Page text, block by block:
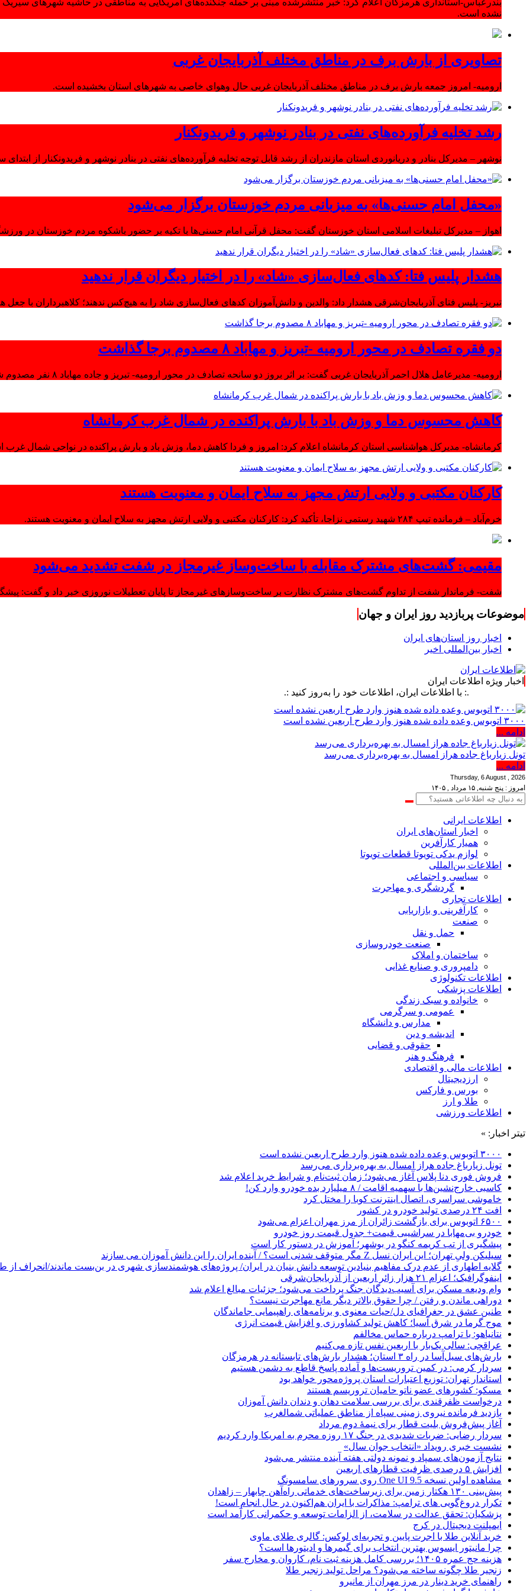
بندرعباس-استانداری هرمزگان اعلام کرد: خبر منتشرشده مبنی بر حمله جنگنده‌های آمریکایی به مناطقی در حاشیه شهرهای
نشده است.
تصاویری از بارش برف در مناطق مختلف آذربایجان غربی
ارومیه- امروز جمعه بارش برف در مناطق مختلف آذربایجان غربی حال وهوای خاصی به شهرهای استان بخشیده است.
رشد تخلیه فرآورده‌های نفتی در بنادر نوشهر و فریدونکنار
نوشهر – مدیرکل بنادر و دریانوردی استان مازندران از رشد قابل توجه تخلیه فرآورده‌های نفتی در بنادر نوشهر و فریدونکنار از
«محفل امام حسنی‌ها» به میزبانی مردم خوزستان برگزار می‌شود
اهواز – مدیرکل تبلیغات اسلامی استان خوزستان گفت: محفل قرآنی امام حسنی‌ها با تکیه بر حضور باشکوه مردم خوزستان در
هشدار پلیس فتا: کدهای فعال‌سازی «شاد» را در اختیار دیگران قرار ندهید
تبریز- پلیس فتای آذربایجان‌شرقی هشدار داد: والدین و دانش‌آموزان کدهای فعال‌سازی شاد را به هیچ‌کس ندهند؛ کلاهبرداران با
دو فقره تصادف در محور ارومیه -تبریز و مهاباد ۸ مصدوم برجا گذاشت
ارومیه- مدیرعامل هلال احمر آذربایجان غربی گفت: بر اثر بروز دو سانحه تصادف در محور ارومیه- تبریز و جاده مهاباد ۸ نفر مصدوم شدند.
کاهش محسوس دما و وزش باد با بارش پراکنده در شمال غرب کرمانشاه
کرمانشاه- مدیرکل هواشناسی استان کرمانشاه اعلام کرد: امروز و فردا کاهش دما، وزش باد و بارش پراکنده در نواحی شمال
کارکنان مکتبی و ولایی ارتش مجهز به سلاح ایمان و معنویت هستند
خرم‌آباد – فرمانده تیپ ۲۸۴ شهید رستمی نزاجا، تأکید کرد: کارکنان مکتبی و ولایی ارتش مجهز به سلاح ایمان و معنویت هستند.
مقیمی: گشت‌های مشترک مقابله با ساخت‌وساز غیرمجاز در شفت تشدید می‌شود
شفت- فرماندار شفت از تداوم گشت‌های مشترک نظارت بر ساخت‌وسازهای غیرمجاز تا پایان تعطیلات نوروزی خبر داد و گفت:
موضوعات پربازدید روز ایران و جهان
اخبار روز استان‌های ایران
اخبار بین‌المللی اخیر
اخبار ویژه اطلاعات ایران
.: با اطلاعات ایران، اطلاعات خود را به‌روز کنید :.
۳۰۰۰ اتوبوس وعده داده شده هنوز وارد طرح اربعین نشده است
ادامه ...
تونل زیارباغ جاده هراز امسال به بهره‌برداری می‌رسد
ادامه ...
Thursday, 6 August , 2026
امروز : پنج شنبه, ۱۵ مرداد , ۱۴۰۵
اطلاعات‌ ‎ایرانی
اخبار استان‌های ایران
همیار کارآفرین
لوازم یدکی تویوتا قطعات تویوتا
اطلاعات بین‌المللی
سیاسی و اجتماعی
گردشگری و مهاجرت
اطلاعات تجاری
کارآفرینی و بازاریابی
صنعت
حمل و نقل
صنعت خودروسازی
ساختمان و املاک
دامپروری و صنایع غذایی
اطلاعات تکنولوژی
اطلاعات پزشکی
خانواده و سبک زندگی
عمومی و سرگرمی
مدارس و دانشگاه
اندیشه و دین
حقوقی و قضایی
فرهنگ و هنر
اطلاعات مالی و اقتصادی
ارزدیجیتال
بورس و فارکس
طلا و ارز
اطلاعات ورزشی
تیتر اخبار: »
۳۰۰۰ اتوبوس وعده داده شده هنوز وارد طرح اربعین نشده است
تونل زیارباغ جاده هراز امسال به بهره‌برداری می‌رسد
فروش فوری دنا پلاس آغاز می‌شود؛ زمان ثبت‌نام و شرایط خرید اعلام شد
کاسبی خارج‌نشین‌ها با سهمیه اقامت / ۸ میلیارد بده خودرو وارد کن!
خاموشی سراسری، اتصال اینترنت کوبا را مختل کرد
افت ۲۴ درصدی تولید خودرو در کشور
۶۵۰۰ اتوبوس برای بازگشت زائران از مرز مهران اعزام می‌شود
خودرو بی‌مهابا در سراشیبی قیمت+ جدول قیمت روز خودرو
پیشگیری از تب کریمه کنگو در بوشهر؛ آموزش در دستور کار است
سیلیکن ولیِ تهران؛ این ایران نسل Z مگر متوقف شدنی است؟ / آینده ایران را این دانش آموزان می سازند
گلایه اطهاری از عدم درک مفاهیم بنیادین توسعه دانش بنیان در ایران/ پروژه‌های هوشمندسازی شهری در بن‌بست ماندند/انحراف از طرح جامع ۱۳۸۶ به
اینفوگرافیک؛ اعزام ۲۱ هزار زائر اربعین از آذربایجان‌شرقی
وام ودیعه مسکن برای آسیب‌دیدگان جنگ پرداخت می‌شود؛ جزئیات مبالغ اعلام شد
دوراهی ماندن و رفتن / چرا حقوق بالاتر دیگر مانع مهاجرت نیست؟
طنین عشق در جغرافیای دل/حیات معنوی و برنامه‌های راهپیمایی جاماندگان
موج گرما در شرق آسیا؛ کاهش تولید کشاورزی و افزایش قیمت انرژی
نتانیاهو: با ترامپ درباره حماس مخالفم
عراقچی: سالی یک‌بار با اربعین نفس تازه می‌کنیم
بارش‌های سیل‌آسا در راه ۳ استان؛ هشدار بارش‌های تابستانه در هرمزگان
سردار کرمی: در کمین تروریست‌ها و آماده پاسخ قاطع به دشمن هستیم
استاندار تهران: توزیع اعتبارات استان پروژه‌محور خواهد بود
مسکو: کشورهای عضو ناتو حامیان تروریسم هستند
درخواست ظفرقندی برای بررسی سلامت دهان و دندان دانش آموزان
بازدید فرمانده نیروی زمینی سپاه از مناطق عملیاتی شمالغرب
آغاز پیش‌فروش بلیت قطار برای نیمۀ دوم مرداد
سردار رضایی: ضربات شدیدی در جنگ ۱۷ روزه محرم به امریکا وارد کردیم
نشست خبری رویداد «انتخاب جوان سال»
نتایج آزمون‌های سمپاد و نمونه دولتی هفته آینده منتشر می‌شود
افزایش ۵ درصدی ظرفیت قطارهای اربعین
مشاهده اولین نسخه One UI 9.5 روی سرورهای سامسونگ
پیش‌بینی ۱۳۰ هکتار زمین برای زیرساخت‌های خدماتی راه‌آهن چابهار – زاهدان
تکرار دروغ‌گویی های ترامپ: مذاکرات با ایران هم‌اکنون در حال انجام است!
پزشکیان: تحقق عدالت در سلامت، از الزامات توسعه و حکمرانی کارآمد است
ایمپلنت دیجیتال در کرج
خرید آنلاین طلا با اجرت پایین و تجربه‌ای لوکس: گالری طلای ماوی
چرا مانیتور ایسوس بهترین انتخاب برای گیمرها و ادیتورها است؟
هزینه حج عمره ۱۴۰۵؛ بررسی کامل هزینه ثبت نام، کاروان و مخارج سفر
زنجیر طلا چگونه ساخته می‌شود؟ مراحل تولید زنجیر طلا
راهنمای خرید دینار در مرز مهران از مانیرو